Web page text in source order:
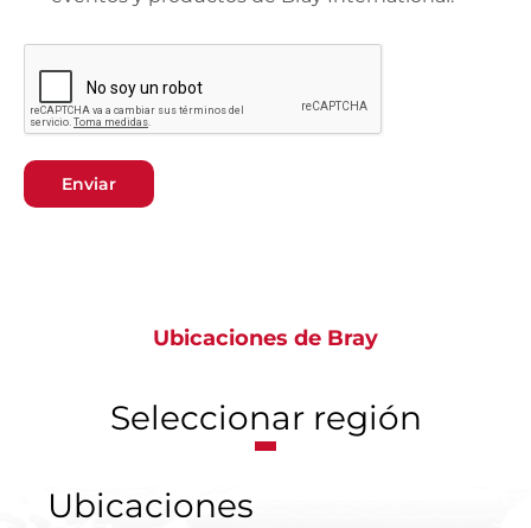
Enviar
Ubicaciones de Bray
Seleccionar región
Ubicaciones